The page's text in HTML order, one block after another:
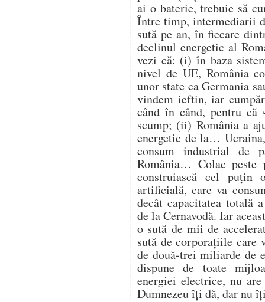
ai o baterie, trebuie să
Între timp, intermediarii
sută pe an, în fiecare
declinul energetic al
vezi că: (i) în baza
nivel de UE, România
unor state ca Germania
vindem ieftin, iar
când în când, pentru că
scump; (ii) România a
energetic de la…
consum industrial de
România… Colac peste
construiască cel
artificială, care va
decât capacitatea totală
de la Cernavodă. Iar
o sută de mii de
sută de corporațiile
de două-trei miliarde de
dispune de toate
energiei electrice, nu
Dumnezeu îți dă, dar nu